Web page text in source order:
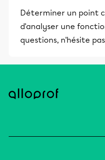
Déterminer un point
d'analyser une
questions, n'hésite